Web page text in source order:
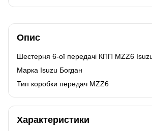
Опис
Шестерня 6-ої передачі КПП MZZ6
Марка Isuzu Богдан
Тип коробки передач MZZ6
Характеристики